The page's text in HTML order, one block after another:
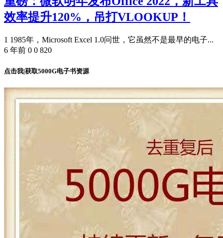
效率提升120%，吊打VLOOKUP！
1 1985年，Microsoft Excel 1.0问世，它虽然不是最早的电子...
6 年前 0 0 820
点击我|获取5000G电子书资源